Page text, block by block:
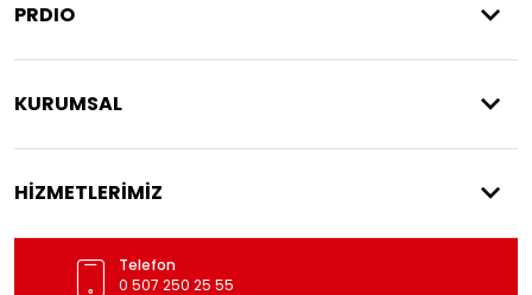
PRDIO
KURUMSAL
HİZMETLERİMİZ
Telefon
0 507 250 25 55